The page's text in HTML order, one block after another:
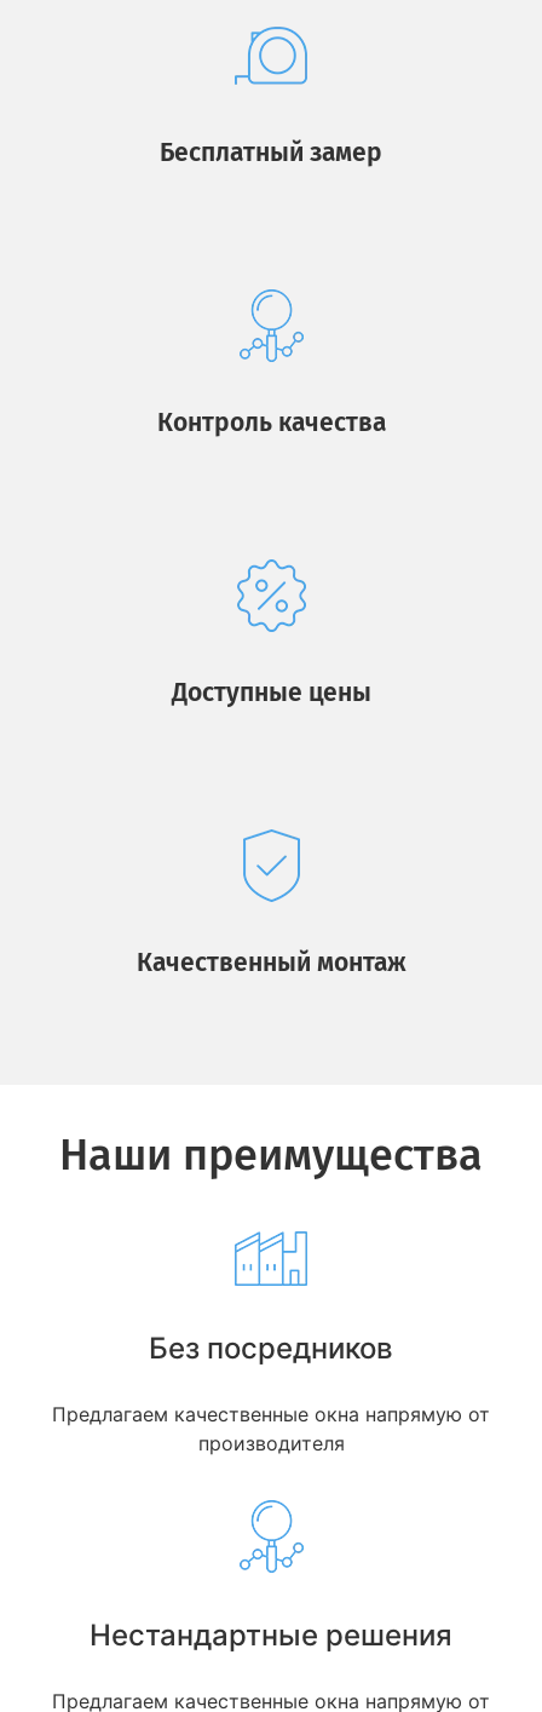
Бесплатный замер
Контроль качества
Доступные цены
Качественный монтаж
Наши преимущества
Без посредников
Предлагаем качественные окна напрямую от
производителя
Нестандартные решения
Предлагаем качественные окна напрямую от